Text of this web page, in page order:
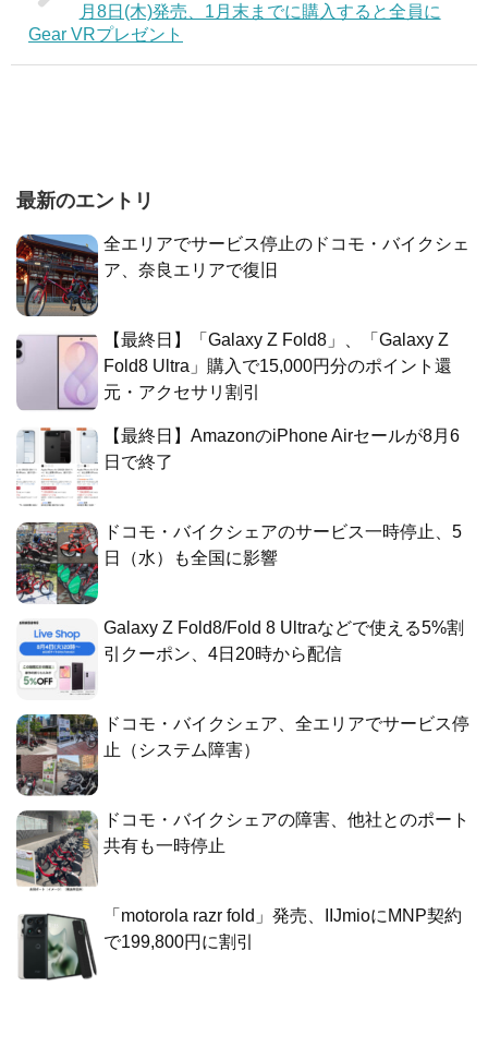
月8日(木)発売、1月末までに購入すると全員に
Gear VRプレゼント
最新のエントリ
全エリアでサービス停止のドコモ・バイクシェ
ア、奈良エリアで復旧
【最終日】「Galaxy Z Fold8」、「Galaxy Z
Fold8 Ultra」購入で15,000円分のポイント還
元・アクセサリ割引
【最終日】AmazonのiPhone Airセールが8月6
日で終了
ドコモ・バイクシェアのサービス一時停止、5
日（水）も全国に影響
Galaxy Z Fold8/Fold 8 Ultraなどで使える5%割
引クーポン、4日20時から配信
ドコモ・バイクシェア、全エリアでサービス停
止（システム障害）
ドコモ・バイクシェアの障害、他社とのポート
共有も一時停止
「motorola razr fold」発売、IIJmioにMNP契約
で199,800円に割引